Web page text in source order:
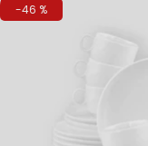
-46 %